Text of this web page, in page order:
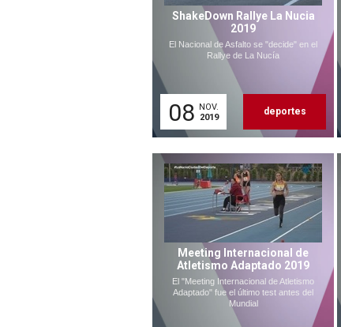
ShakeDown Rallye La Nucia
2019
El Nacional de Asfalto se "decide" en el
Rallye de La Nucía
08 NOV.
2019
deportes
Meeting Internacional de
Atletismo Adaptado 2019
El "Meeting Internacional de Atletismo
Adaptado" fue el último test antes del
Mundial